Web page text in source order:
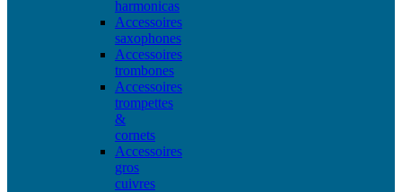
harmonicas
Accessoires
saxophones
Accessoires
trombones
Accessoires
trompettes
&
cornets
Accessoires
gros
cuivres